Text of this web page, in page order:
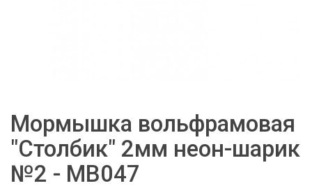
Мормышка вольфрамовая
"Столбик" 2мм неон-шарик
№2 - МВ047